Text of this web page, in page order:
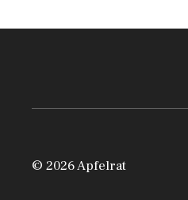
© 2026 Apfelrat